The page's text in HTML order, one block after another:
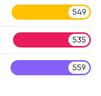
549
535
559